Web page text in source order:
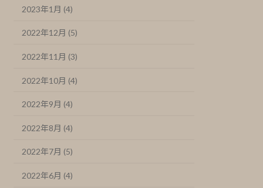
2023年1月 (4)
2022年12月 (5)
2022年11月 (3)
2022年10月 (4)
2022年9月 (4)
2022年8月 (4)
2022年7月 (5)
2022年6月 (4)